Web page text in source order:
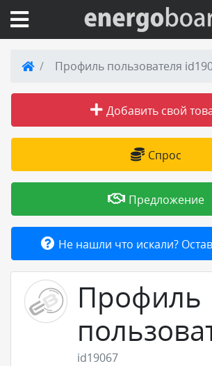
Вход на сайт
Поиск по сайту
Публикации
Справка
Товары и услуги
Добавить товар или услугу
Профиль пользователя
Добавить свой
Спрос
Предложение
Не нашли что искали?
Профиль
id19067